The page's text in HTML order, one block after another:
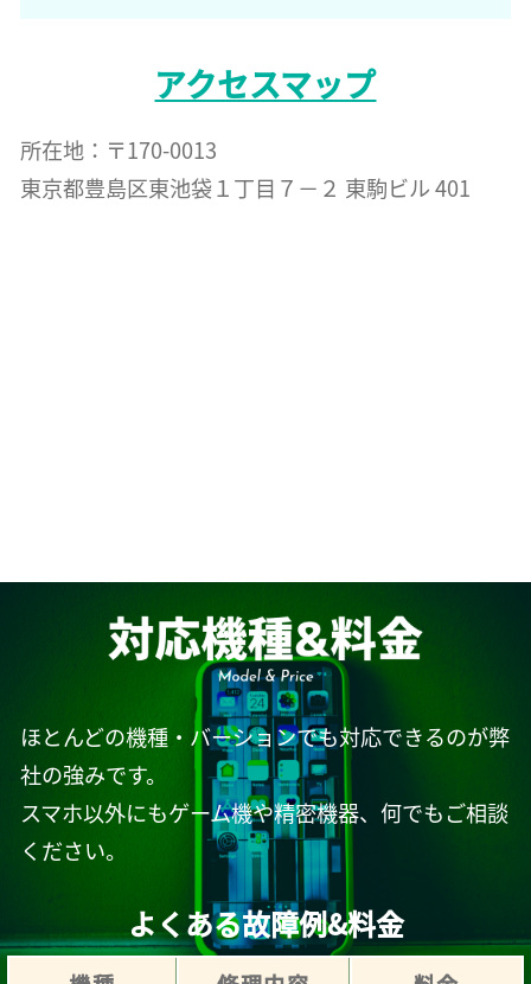
アクセスマップ
所在地：〒170-0013
東京都豊島区東池袋１丁目７−２ 東駒ビル 401
ほとんどの機種・バーションでも対応できるのが弊
社の強みです。
スマホ以外にもゲーム機や精密機器、何でもご相談
ください。
よくある故障例&料金